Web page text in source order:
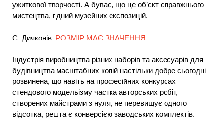
ужиткової творчості. А буває, що це об’єкт справжнього
мистецтва, гідний музейних експозицій.
С. Дияконів. РОЗМІР МАЄ ЗНАЧЕННЯ
Індустрія виробництва різних наборів та аксесуарів для
будівництва масштабних копій настільки добре сьогодні
розвинена, що навіть на професійних конкурсах
стендового модельізму частка авторських робіт,
створених майстрами з нуля, не перевищує одного
відсотка, решта є конверсією заводських комплектів.